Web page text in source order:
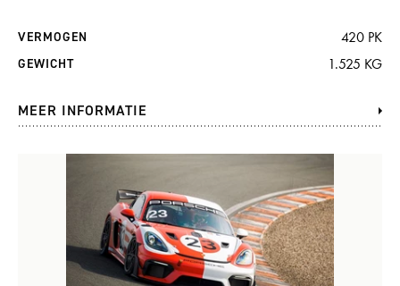
VERMOGEN 420 PK
GEWICHT 1.525 KG
MEER INFORMATIE